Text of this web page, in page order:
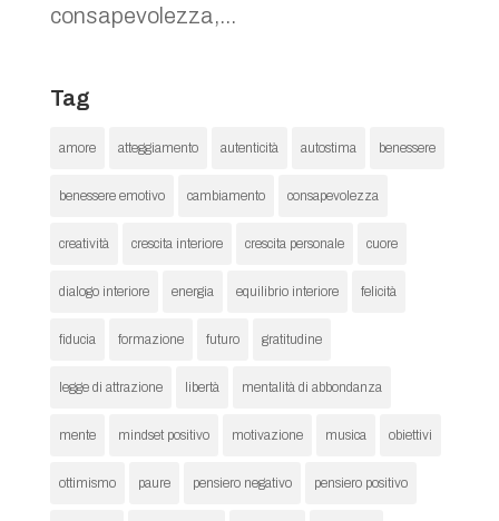
consapevolezza,...
Tag
amore atteggiamento autenticità autostima benessere
benessere emotivo cambiamento consapevolezza
creatività crescita interiore crescita personale cuore
dialogo interiore energia equilibrio interiore felicità
fiducia formazione futuro gratitudine
legge di attrazione libertà mentalità di abbondanza
mente mindset positivo motivazione musica obiettivi
ottimismo paure pensiero negativo pensiero positivo